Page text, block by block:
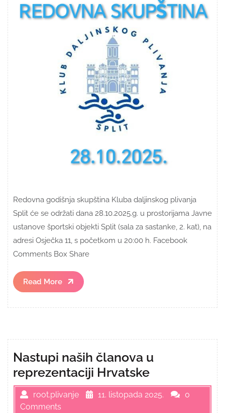
Redovna godišnja skupština Kluba daljinskog plivanja
Split će se održati dana 28.10.2025.g. u prostorijama Javne
ustanove športski objekti Split (sala za sastanke, 2. kat), na
adresi Osječka 11, s početkom u 20:00 h. Facebook
Comments Box Share
Read More
Read
More
Nastupi naših članova u
reprezentaciji Hrvatske
root.plivanje 11. listopada 2025.
0
Comments